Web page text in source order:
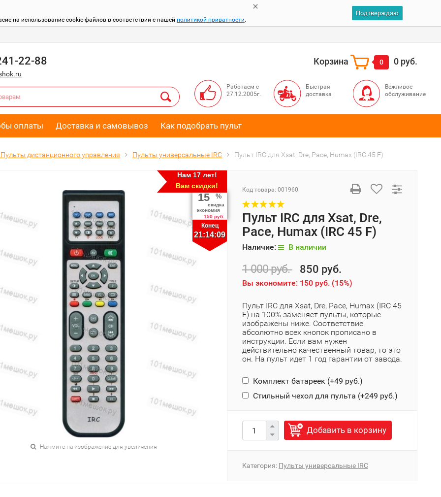
на использование cookie-файлов в соответствии с нашей политикой приватности.
Подтверждаю
22-88 Корзина 0 0 руб.
Работаем с
27.12.2005г.
Быстрая
доставка
Вежливое
обслуживание
оплаты Доставка и самовывоз Как подобрать пульт
дистанционного управления Пульты универсальные IRC Пульт IRC для Xsat, Dre, Pace, Humax (IRC 45 F)
Нажмите на изображение для увеличения
Нам 17 лет!
Вам скидки!
Конец
21:14:08
15 %
скидка
экономия
150 руб.
Код товара: 001960
Пульт IRC для Xsat, Dre,
Pace, Humax (IRC 45 F)
Наличие: В наличии
1 000 руб. 850 руб.
Вы экономите: 150 руб. (15%)
Пульт IRC для Xsat, Dre, Pace, Humax (IRC 45
F) на 100% заменяет пульты, которые
изображены ниже. Соответствие
абсолютно всех кнопок прописано в
инструкции. Если вам нужен
действительно качественный товар, то это
он. На пульт идет 1 год гарантии от завода.
Комплект батареек (+49 руб.)
Стильный чехол для пульта (+249 руб.)
Добавить в корзину
Категория: Пульты универсальные IRC